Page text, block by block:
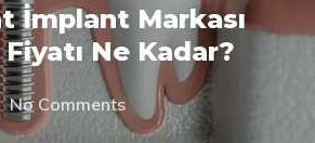
İmplant Markası
Ne Kadar?
No Comments